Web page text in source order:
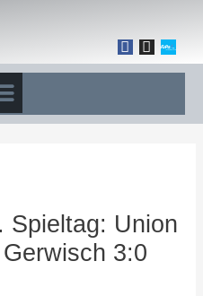
Spieltag: Union
3:0